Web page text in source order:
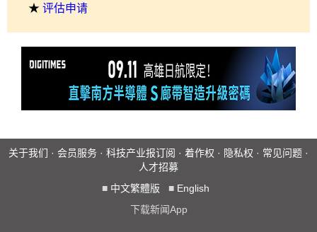
★ 评估申请
关于我们 · 会员服务 · 科技产业报订阅 · 着作权 · 隐私权 · 常见问题 ·
人才招募
■ 中文繁體版 ■ English
下载新闻App